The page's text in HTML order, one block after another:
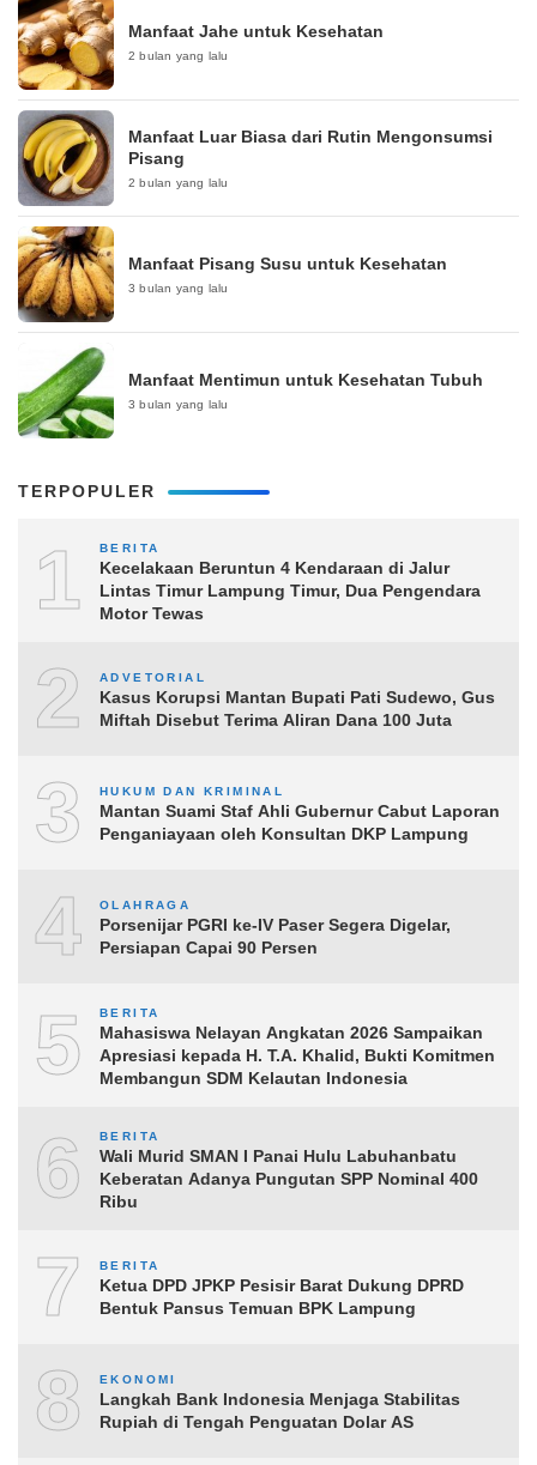
Manfaat Jahe untuk Kesehatan
2 bulan yang lalu
Manfaat Luar Biasa dari Rutin Mengonsumsi
Pisang
2 bulan yang lalu
Manfaat Pisang Susu untuk Kesehatan
3 bulan yang lalu
Manfaat Mentimun untuk Kesehatan Tubuh
3 bulan yang lalu
TERPOPULER
1 BERITA
Kecelakaan Beruntun 4 Kendaraan di Jalur
Lintas Timur Lampung Timur, Dua Pengendara
Motor Tewas
2 ADVETORIAL
Kasus Korupsi Mantan Bupati Pati Sudewo, Gus
Miftah Disebut Terima Aliran Dana 100 Juta
3 HUKUM DAN KRIMINAL
Mantan Suami Staf Ahli Gubernur Cabut Laporan
Penganiayaan oleh Konsultan DKP Lampung
4 OLAHRAGA
Porsenijar PGRI ke-IV Paser Segera Digelar,
Persiapan Capai 90 Persen
5 BERITA
Mahasiswa Nelayan Angkatan 2026 Sampaikan
Apresiasi kepada H. T.A. Khalid, Bukti Komitmen
Membangun SDM Kelautan Indonesia
6 BERITA
Wali Murid SMAN I Panai Hulu Labuhanbatu
Keberatan Adanya Pungutan SPP Nominal 400
Ribu
7 BERITA
Ketua DPD JPKP Pesisir Barat Dukung DPRD
Bentuk Pansus Temuan BPK Lampung
8 EKONOMI
Langkah Bank Indonesia Menjaga Stabilitas
Rupiah di Tengah Penguatan Dolar AS